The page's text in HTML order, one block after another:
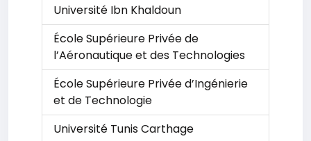
Université Ibn Khaldoun
École Supérieure Privée de
l’Aéronautique et des Technologies
École Supérieure Privée d’Ingénierie
et de Technologie
Université Tunis Carthage